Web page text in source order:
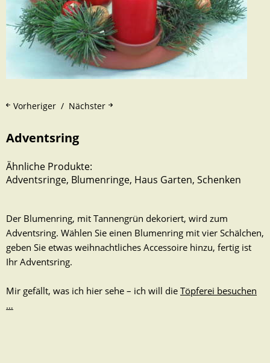
Nächster
Vorheriger
Adventsring
Ähnliche Produkte:
Adventsringe, Blumenringe, Haus Garten, Schenken
Der Blumenring, mit Tannengrün dekoriert, wird zum
Adventsring. Wählen Sie einen Blumenring mit vier Schälchen,
geben Sie etwas weihnachtliches Accessoire hinzu, fertig ist
Ihr Adventsring.
Mir gefällt, was ich hier sehe – ich will die Töpferei besuchen
…